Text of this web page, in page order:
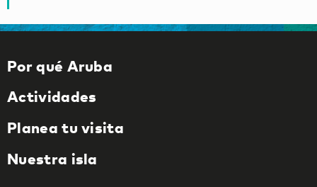
Por qué Aruba
Actividades
Planea tu visita
Nuestra isla